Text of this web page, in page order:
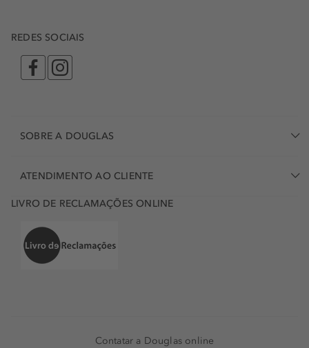
REDES SOCIAIS
SOBRE A DOUGLAS
ATENDIMENTO AO CLIENTE
LIVRO DE RECLAMAÇÕES ONLINE
Contatar a Douglas online